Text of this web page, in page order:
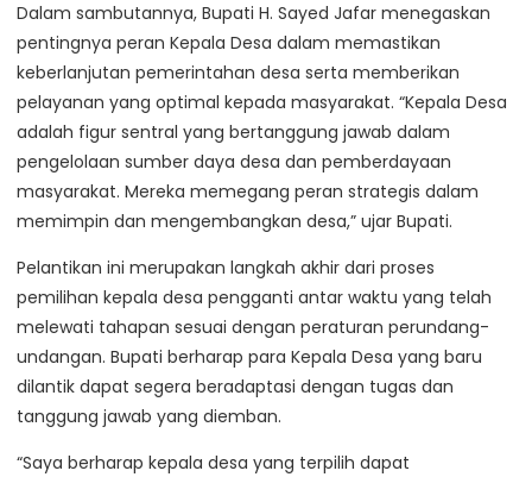
Dalam sambutannya, Bupati H. Sayed Jafar menegaskan
pentingnya peran Kepala Desa dalam memastikan
keberlanjutan pemerintahan desa serta memberikan
pelayanan yang optimal kepada masyarakat. “Kepala Desa
adalah figur sentral yang bertanggung jawab dalam
pengelolaan sumber daya desa dan pemberdayaan
masyarakat. Mereka memegang peran strategis dalam
memimpin dan mengembangkan desa,” ujar Bupati.
Pelantikan ini merupakan langkah akhir dari proses
pemilihan kepala desa pengganti antar waktu yang telah
melewati tahapan sesuai dengan peraturan perundang-
undangan. Bupati berharap para Kepala Desa yang baru
dilantik dapat segera beradaptasi dengan tugas dan
tanggung jawab yang diemban.
“Saya berharap kepala desa yang terpilih dapat